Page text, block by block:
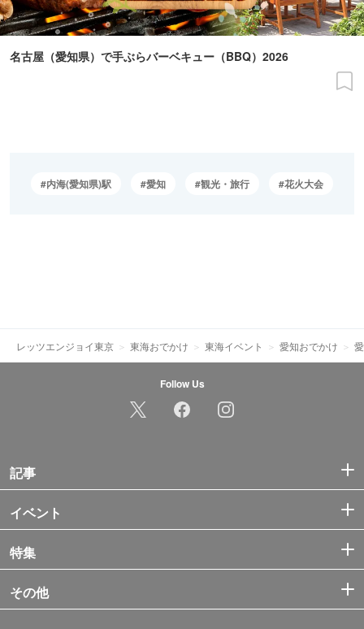
名古屋（愛知県）で手ぶらバーベキュー（BBQ）2026
内海(愛知県)駅 愛知 観光・旅行 花火大会
レッツエンジョイ東京 東海おでかけ 東海イベント 愛知おでかけ
Follow Us
記事
イベント
特集
その他